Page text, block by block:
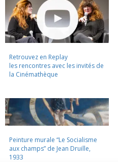
Retrouvez en Replay
les rencontres avec les invités de
la Cinémathèque
Peinture murale “Le Socialisme
aux champs” de Jean Druille,
1933